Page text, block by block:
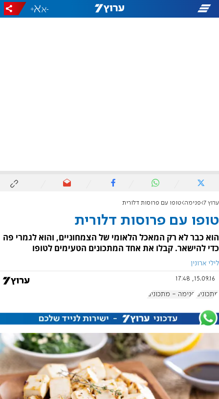
-
+
ערוץ 7 פנימה טופו עם פרוסות דלורית
טופו עם פרוסות דלורית
הוא כבר לא רק המאכל הלאומי של הצמחוניים, והוא לגמרי פה
כדי להישאר. קבלו את אחד המתכונים הטעימים לטופו
לילי ארונין
15.09.16, 17:48
מתכונים פנימה - מתכונים